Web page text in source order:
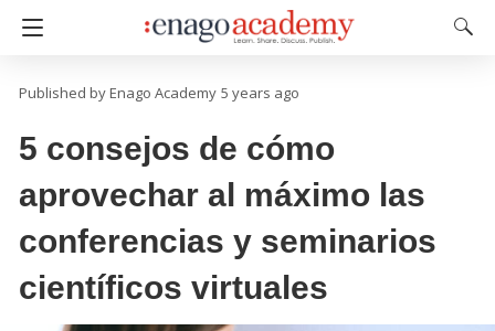
Enago Academy 5 years ago
5 consejos de cómo
aprovechar al máximo las
conferencias y seminarios
científicos virtuales